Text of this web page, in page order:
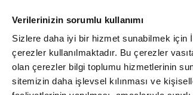
Verilerinizin sorumlu kullanımı
Sizlere daha iyi bir hizmet sunabilmek
çerezler kullanılmaktadır. Bu çerezler
olan çerezler bilgi toplumu hizmetlerinin
sitemizin daha işlevsel kılınması ve